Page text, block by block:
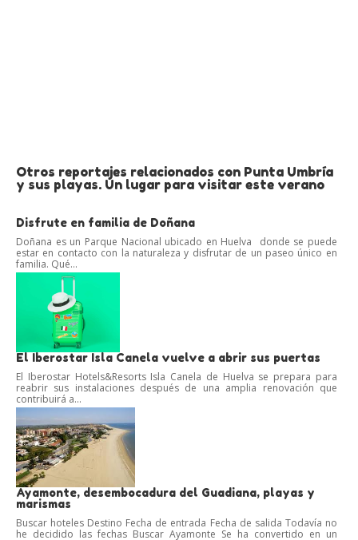
Otros reportajes relacionados con Punta Umbría
y sus playas. Un lugar para visitar este verano
Disfrute en familia de Doñana
Doñana es un Parque Nacional ubicado en Huelva donde se puede
estar en contacto con la naturaleza y disfrutar de un paseo único en
familia. Qué...
El Iberostar Isla Canela vuelve a abrir sus puertas
El Iberostar Hotels&Resorts Isla Canela de Huelva se prepara para
reabrir sus instalaciones después de una amplia renovación que
contribuirá a...
Ayamonte, desembocadura del Guadiana, playas y
marismas
Buscar hoteles Destino Fecha de entrada Fecha de salida Todavía no
he decidido las fechas Buscar Ayamonte Se ha convertido en un